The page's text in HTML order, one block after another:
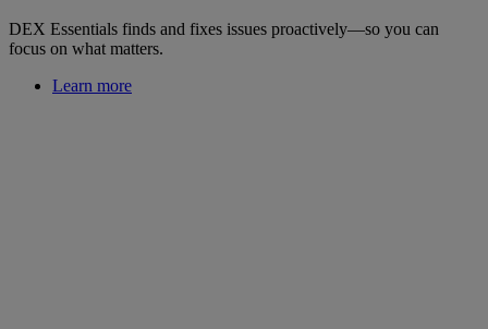
DEX Essentials finds and fixes issues proactively—so you can
focus on what matters.
Learn more